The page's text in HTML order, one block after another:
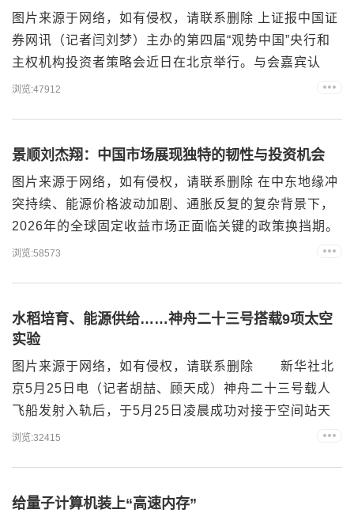
图片来源于网络，如有侵权，请联系删除 上证报中国证
券网讯（记者闫刘梦）主办的第四届“观势中国”央行和
主权机构投资者策略会近日在北京举行。与会嘉宾认
为，未来5至10年，全球货币秩序重构与人民币国际化
权机构、多边组织等机构代表与会，围绕全球宏观形势
与中国市场前景展开深入交流。中金公司称，本届策略
会...
浏览:47912
景顺刘杰翔：中国市场展现独特的韧性与投资机会
图片来源于网络，如有侵权，请联系删除 在中东地缘冲
突持续、能源价格波动加剧、通胀反复的复杂背景下，
2026年的全球固定收益市场正面临关键的政策换挡期。
固定收益高级投资经理刘杰翔（Chris Lau）表示，尽管
债提供了极具吸引力的入场点，而中国市场则展现出独
特的韧性与投资机会。 刘杰翔认为，当前全球...
浏览:58573
水稻培育、能源供给……神舟二十三号搭载9项太空
实验
图片来源于网络，如有侵权，请联系删除 新华社北
京5月25日电（记者胡喆、顾天成）神舟二十三号载人
飞船发射入轨后，于5月25日凌晨成功对接于空间站天
和核心舱。记者从中国科学院空间应用工程与技术中心
54.1千克，水稻种子、肝细胞、纳米酶、放线菌、钙钛
浏览:32415
给量子计算机装上“高速内存”